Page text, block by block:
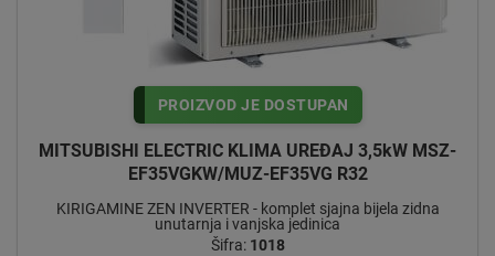
PROIZVOD JE DOSTUPAN
MITSUBISHI ELECTRIC KLIMA UREĐAJ 3,5kW MSZ-
EF35VGKW/MUZ-EF35VG R32
KIRIGAMINE ZEN INVERTER - komplet sjajna bijela zidna
unutarnja i vanjska jedinica
Šifra: 1018